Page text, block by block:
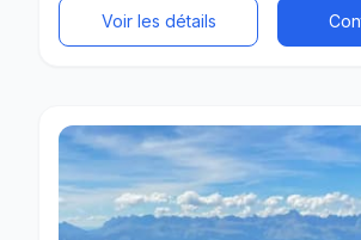
Voir les détails